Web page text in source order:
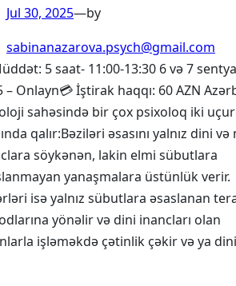
Jul 30, 2025—by
sabinanazarova.psych@gmail.com
5 saat- 11:00-13:30 6 və 7
– Onlayn💳 İştirak haqqı: 60 AZN
sahəsində bir çox psixoloq iki
qalır:Bəziləri əsasını yalnız dini
söykənən, lakin elmi sübutlara
yanaşmalara üstünlük verir.
isə yalnız sübutlara əsaslanan
yönəlir və dini inancları olan
işləməkdə çətinlik çəkir və ya